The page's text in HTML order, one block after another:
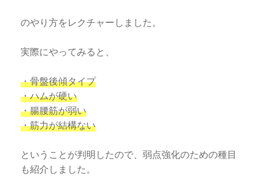
のやり方をレクチャーしました。
実際にやってみると、
・骨盤後傾タイプ
・ハムが硬い
・腸腰筋が弱い
・筋力が結構ない
ということが判明したので、弱点強化のための種目
も紹介しました。